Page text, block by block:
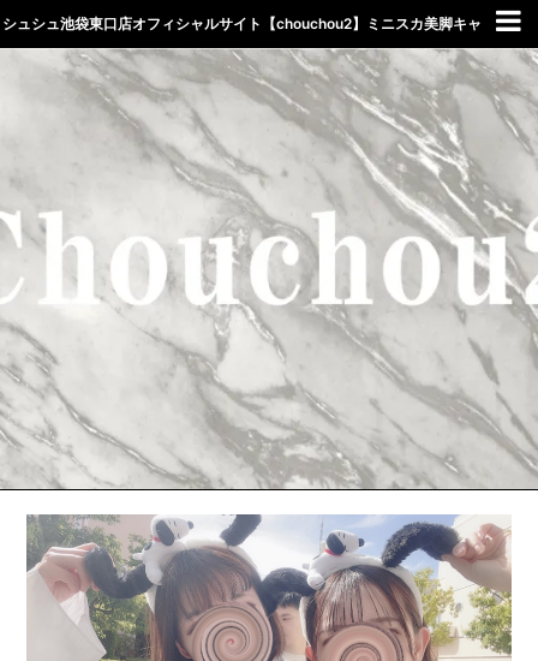
シュシュ池袋東口店オフィシャルサイト【chouchou2】ミニスカ美脚キャ
バクラしゅしゅ東